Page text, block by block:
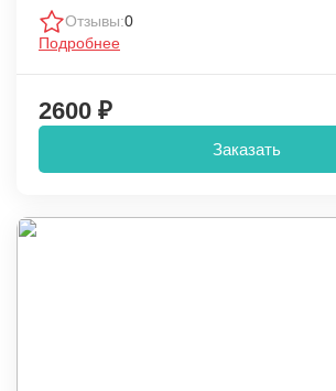
Отзывы:0
Подробнее
2600 ₽
Заказать